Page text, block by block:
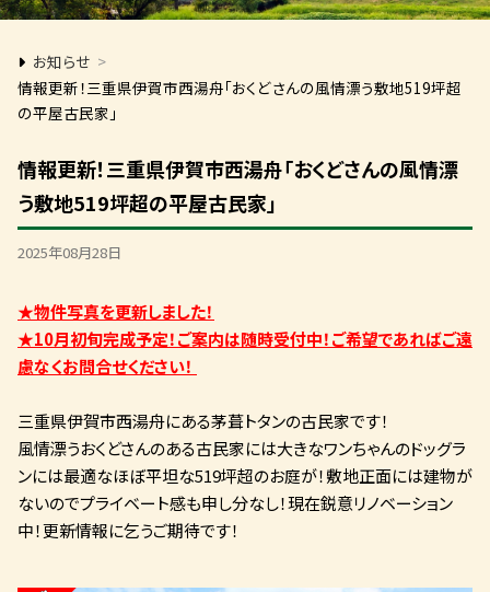
お知らせ >
情報更新！三重県伊賀市西湯舟「おくどさんの風情漂う敷地519坪超
の平屋古民家」
情報更新！三重県伊賀市西湯舟「おくどさんの風情漂
う敷地519坪超の平屋古民家」
2025年08月28日
★物件写真を更新しました！
★10月初旬完成予定！ご案内は随時受付中！ご希望であればご遠
慮なくお問合せください！
三重県伊賀市西湯舟にある茅葺トタンの古民家です！
風情漂うおくどさんのある古民家には大きなワンちゃんのドッグラ
ンには最適なほぼ平坦な519坪超のお庭が！敷地正面には建物が
ないのでプライベート感も申し分なし！現在鋭意リノベーション
中！更新情報に乞うご期待です！